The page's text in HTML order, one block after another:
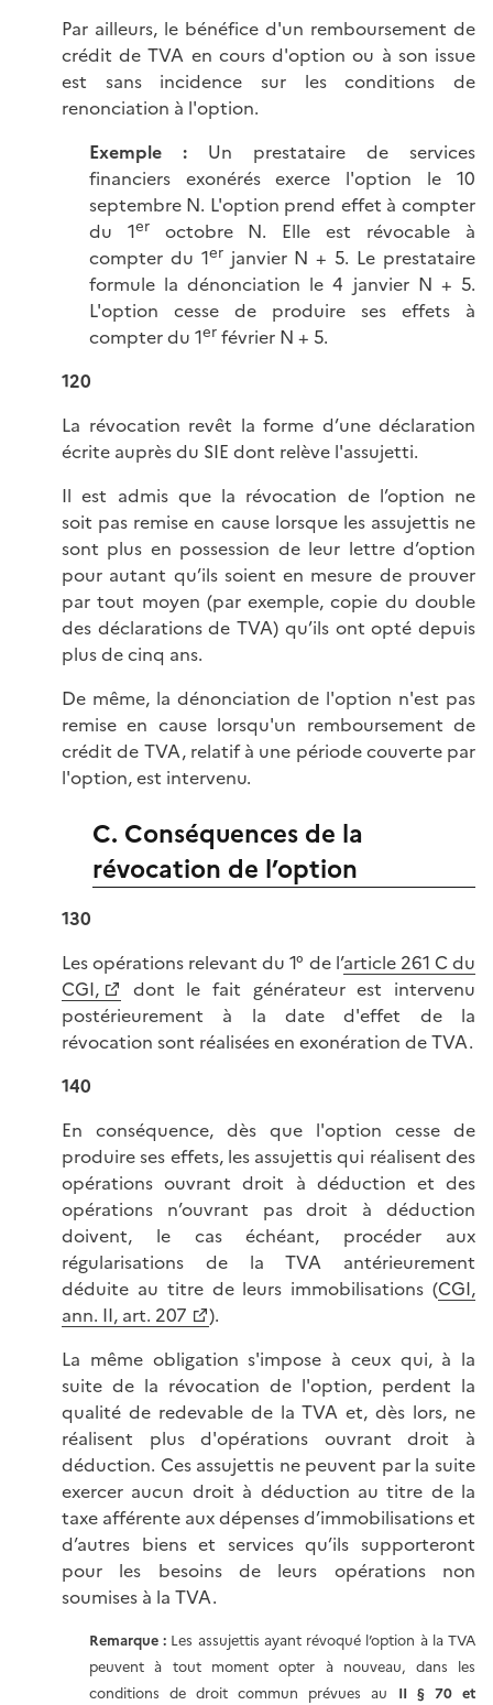
Par ailleurs, le bénéfice d'un remboursement de
crédit de TVA en cours d'option ou à son issue
est sans incidence sur les conditions de
renonciation à l'option.
Exemple :Un prestataire de services
financiers exonérés exerce l'option le 10
septembre N. L'option prend effet à compter
du 1eroctobre N. Elle est révocable à
compter du 1erjanvier N + 5. Le prestataire
formule la dénonciation le 4 janvier N + 5.
L'option cesse de produire ses effets à
compter du 1er février N + 5.
120
La révocation revêt la forme d’une déclaration
écrite auprès du SIE dont relève l'assujetti.
Il est admis que la révocation de l’option ne
soit pas remise en cause lorsque les assujettis ne
sont plus en possession de leur lettre d’option
pour autant qu’ils soient en mesure de prouver
par tout moyen (par exemple, copie du double
des déclarations de TVA) qu’ils ont opté depuis
plus de cinq ans.
De même, la dénonciation de l'option n'est pas
remise en cause lorsqu'un remboursement de
crédit de TVA, relatif à une période couverte par
l'option, est intervenu.
C. Conséquences de la
révocation de l’option
130
Les opérations relevant du 1° de l’article 261 C du
CGI,
dont le fait générateur est intervenu
postérieurement à la date d'effet de la
révocation sont réalisées en exonération de TVA.
140
En conséquence, dès que l'option cesse de
produire ses effets, les assujettis qui réalisent des
opérations ouvrant droit à déduction et des
opérations n’ouvrant pas droit à déduction
doivent, le cas échéant, procéder aux
régularisations de la TVA antérieurement
déduite au titre de leurs immobilisations (CGI,
ann. II, art. 207
).
La même obligation s'impose à ceux qui, à la
suite de la révocation de l'option, perdent la
qualité de redevable de la TVA et, dès lors, ne
réalisent plus d'opérations ouvrant droit à
déduction. Ces assujettis ne peuvent par la suite
exercer aucun droit à déduction au titre de la
taxe afférente aux dépenses d’immobilisations et
d’autres biens et services qu’ils supporteront
pour les besoins de leurs opérations non
soumises à la TVA.
Remarque : Les assujettis ayant révoqué l’option à la TVA
peuvent à tout moment opter à nouveau, dans les
conditions de droit commun prévues au II § 70 et